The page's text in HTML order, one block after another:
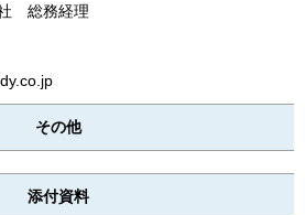
社 総務経理
その他
添付資料